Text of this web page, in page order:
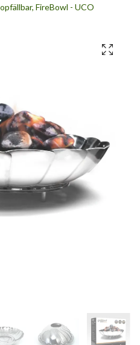
FireBowl - UCO